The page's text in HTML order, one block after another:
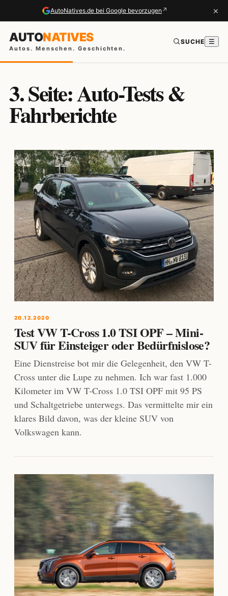
AutoNatives.de bei Google bevorzugen ↗ ×
AUTONATIVES
Autos. Menschen. Geschichten.
SUCHE ☰
3. Seite: Auto-Tests &
Fahrberichte
20.12.2020
Test VW T-Cross 1.0 TSI OPF – Mini-
SUV für Einsteiger oder Bedürfnislose?
Eine Dienstreise bot mir die Gelegenheit, den VW T-
Cross unter die Lupe zu nehmen. Ich war fast 1.000
Kilometer im VW T-Cross 1.0 TSI OPF mit 95 PS
und Schaltgetriebe unterwegs. Das vermittelte mir ein
klares Bild davon, was der kleine SUV von
Volkswagen kann.